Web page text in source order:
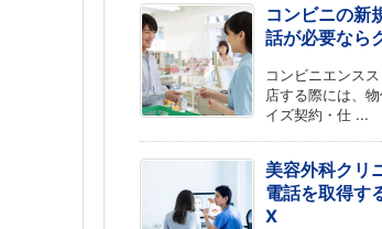
コンビニの新
話が必要なら
コンビニエンス
店する際には、
イズ契約・仕 ...
美容外科クリ
電話を取得す
X